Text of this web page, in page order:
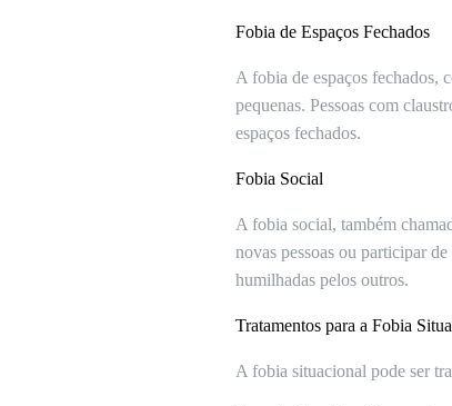
Fobia de Espaços Fechados
A fobia de espaços fechados,
pequenas. Pessoas com
espaços fechados.
Fobia Social
A fobia social, também
novas pessoas ou participar
humilhadas pelos outros.
Tratamentos para a Fobia
A fobia situacional pode ser